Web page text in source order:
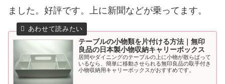
ました。好評です。上に新聞などが乗ってます。
テーブルの小物類を片付ける方法｜無印
良品の日本製小物収納キャリーボックス
居間やダイニングのテーブルの上に小物が散らばって
いるなら、簡単に移動させられる無印良品の取手付き
小物収納用キャリーボックスがおすすめです。